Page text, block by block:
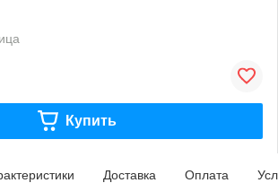
Купить
Доставка Оплата